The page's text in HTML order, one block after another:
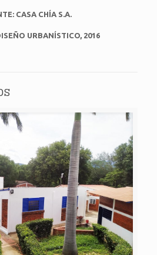
: CASA CHÍA S.A.
URBANÍSTICO, 2016